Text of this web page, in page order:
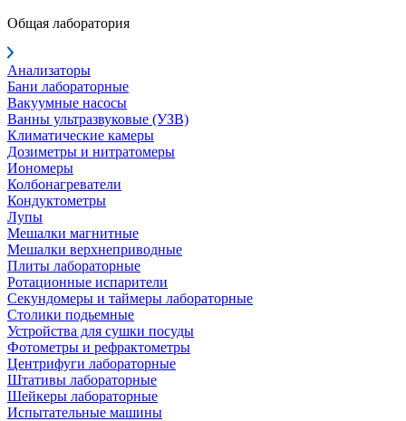
Общая лаборатория
Анализаторы
Бани лабораторные
Вакуумные насосы
Ванны ультразвуковые (УЗВ)
Климатические камеры
Дозиметры и нитратомеры
Иономеры
Колбонагреватели
Кондуктометры
Лупы
Мешалки магнитные
Мешалки верхнеприводные
Плиты лабораторные
Ротационные испарители
Секундомеры и таймеры лабораторные
Столики подьемные
Устройства для сушки посуды
Фотометры и рефрактометры
Центрифуги лабораторные
Штативы лабораторные
Шейкеры лабораторные
Испытательные машины